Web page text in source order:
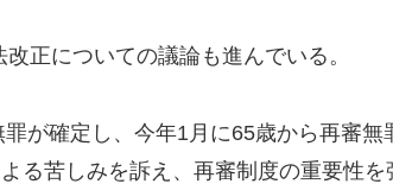
正についての議論も進んでいる。
が確定し、今年1月に65歳から再審
苦しみを訴え、再審制度の重要性を